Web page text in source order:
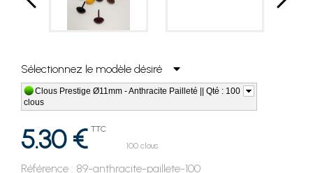
Sélectionnez le modèle désiré
Clous Prestige Ø11mm - Anthracite Pailleté || Qté : 100
clous
5.30 € TTC
100 clous
Référence : 89-anthracite-paillete-100